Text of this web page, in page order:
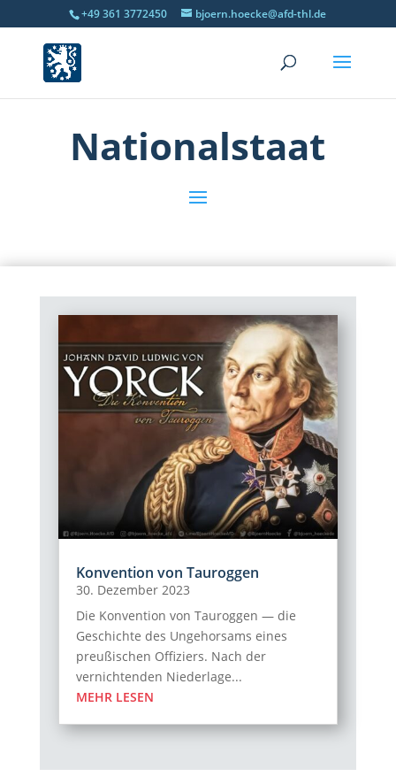
+49 361 3772450 bjoern.hoecke@afd-thl.de
Nationalstaat
Konvention von Tauroggen
30. Dezember 2023
Die Konvention von Tauroggen — die
Geschichte des Ungehorsams eines
preußischen Offiziers. Nach der
vernichtenden Niederlage...
MEHR LESEN